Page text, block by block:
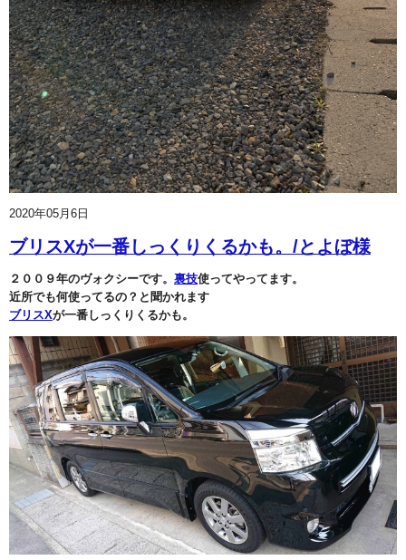
2020年05月6日
ブリスXが一番しっくりくるかも。/とよぼ様
２００９年のヴォクシーです。 裏技使ってやってます。
近所でも何使ってるの？と聞かれます
ブリスXが一番しっくりくるかも。